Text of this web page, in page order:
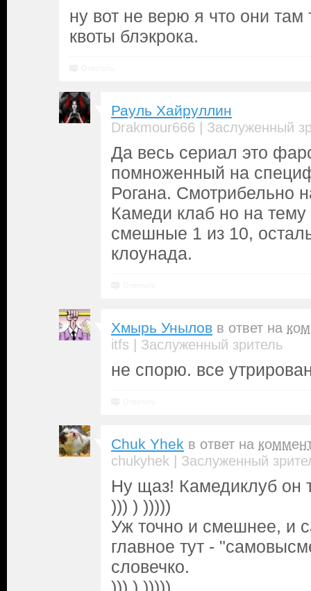
ну вот не верю я что они там
квоты блэкрока.
Рауль Хайруллин
Drakmour666 | Заслуженный
Да весь сериал это
помноженный на
Рогана. Смотрибельно
Камеди клаб но на
смешные 1 из 10,
клоунада.
Хмырь Унылов в ответ на
itfs | Заслуженный зритель
не спорю. все
Chuk Yhek в ответ на
chukyhek | Заслуженный
Ну щаз! Камедиклуб он
))) ) )))))
Уж точно и смешнее, и
главное тут -
словечко.
))) ) )))))